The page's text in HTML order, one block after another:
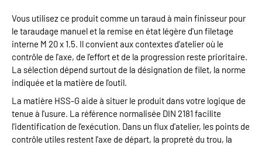
Vous utilisez ce produit comme un taraud à main finisseur pour
le taraudage manuel et la remise en état légère d'un filetage
interne M 20 x 1.5. Il convient aux contextes d'atelier où le
contrôle de l'axe, de l'effort et de la progression reste prioritaire.
La sélection dépend surtout de la désignation de filet, la norme
indiquée et la matière de l'outil.
La matière HSS-G aide à situer le produit dans votre logique de
tenue à l'usure. La référence normalisée DIN 2181 facilite
l'identification de l'exécution. Dans un flux d'atelier, les points de
contrôle utiles restent l'axe de départ, la propreté du trou, la